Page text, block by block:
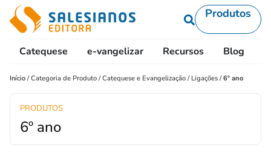
Produtos
Catequese e-vangelizar Recursos Blog
Início /Categoria de Produto /Catequese e Evangelização / Ligações /6º ano
PRODUTOS
6º ano